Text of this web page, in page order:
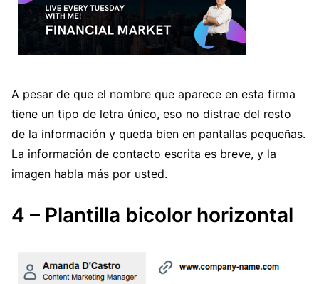
A pesar de que el nombre que aparece en esta firma
tiene un tipo de letra único, eso no distrae del resto
de la información y queda bien en pantallas pequeñas.
La información de contacto escrita es breve, y la
imagen habla más por usted.
4 – Plantilla bicolor horizontal